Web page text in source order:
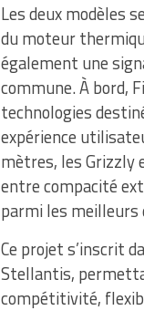
Les deux modèles
du moteur
également une
commune. À bord,
technologies
expérience
mètres, les Grizzly
entre compacité
parmi les meilleurs
Ce projet s’inscrit
Stellantis,
compétitivité,